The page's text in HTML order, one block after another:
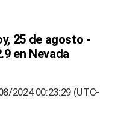
25 de agosto -
en Nevada
2024 00:23:29 (UTC-